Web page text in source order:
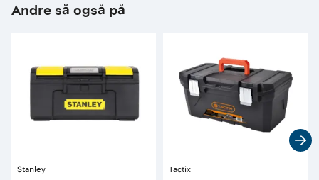
Andre så også på
Stanley Tactix